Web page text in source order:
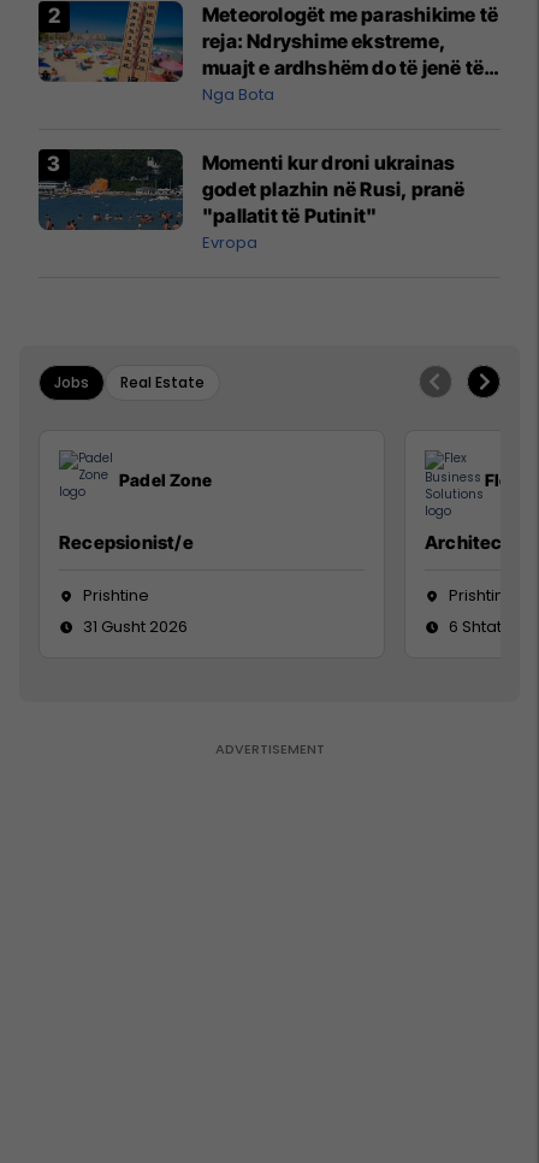
Meteorologët me parashikime të
reja: Ndryshime ekstreme,
muajt e ardhshëm do të jenë të
pazakontë
Nga Bota
Momenti kur droni ukrainas
godet plazhin në Rusi, pranë
"pallatit të Putinit"
Evropa
Jobs Real Estate
Padel Zone
Recepsionist/e
Prishtine
31 Gusht 2026
Flex
Architect
Prishtinë
6 Shtator